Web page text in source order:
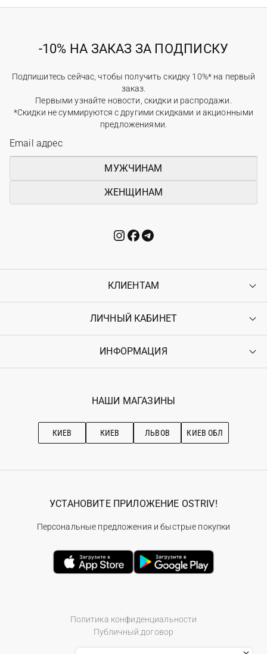
-10% НА ЗАКАЗ ЗА ПОДПИСКУ
Подпишитесь сейчас, чтобы получить скидку 10%* на первый
заказ.
Первыми узнайте новости, скидки и распродажи.
*Скидки не суммируются с другими скидками и акционными
предложениями.
МУЖЧИНАМ
ЖЕНЩИНАМ
КЛИЕНТАМ
Контакты
Возврат
Гарантия
ЛИЧНЫЙ КАБИНЕТ
Войти
Ostriv Club+
ИНФОРМАЦИЯ
Наши магазини
Рекомендации по уходу
НАШИ МАГАЗИНЫ
КИЕВ КИЕВ ЛЬВОВ КИЕВ ОБЛ
Политика конфиденциальности
Публичный договор
УСТАНОВИТЕ ПРИЛОЖЕНИЕ OSTRIV!
Персональные предложения и быстрые покупки